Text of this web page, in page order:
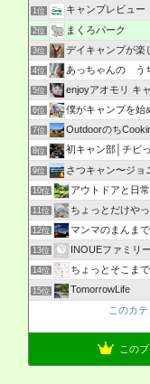
1位 キャンプレビュー
2位 まくろパーク
3位 デイキャンプが楽
4位 あっちゃんの う
5位 enjoyアオモリ キ
6位 僕がキャンプを始
7位 Outdoorのち
8位 初キャン部│チビっ子連
9位 さつキャン〜ジョ
10位 アウトドアと日常
11位 ちょっとだけや
12位 マンマのまんま
13位 INOUEファミリ
14位 ちょっとそこま
15位
TomorrowLife
このカ
この